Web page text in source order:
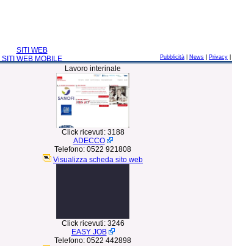
SITI WEB
SITI WEB MOBILE
Pubblicità News Privacy
Lavoro interinale
Click ricevuti: 3188
ADECCO
Telefono: 0522 921808
Visualizza scheda sito web
Click ricevuti: 3246
EASY JOB
Telefono: 0522 442898